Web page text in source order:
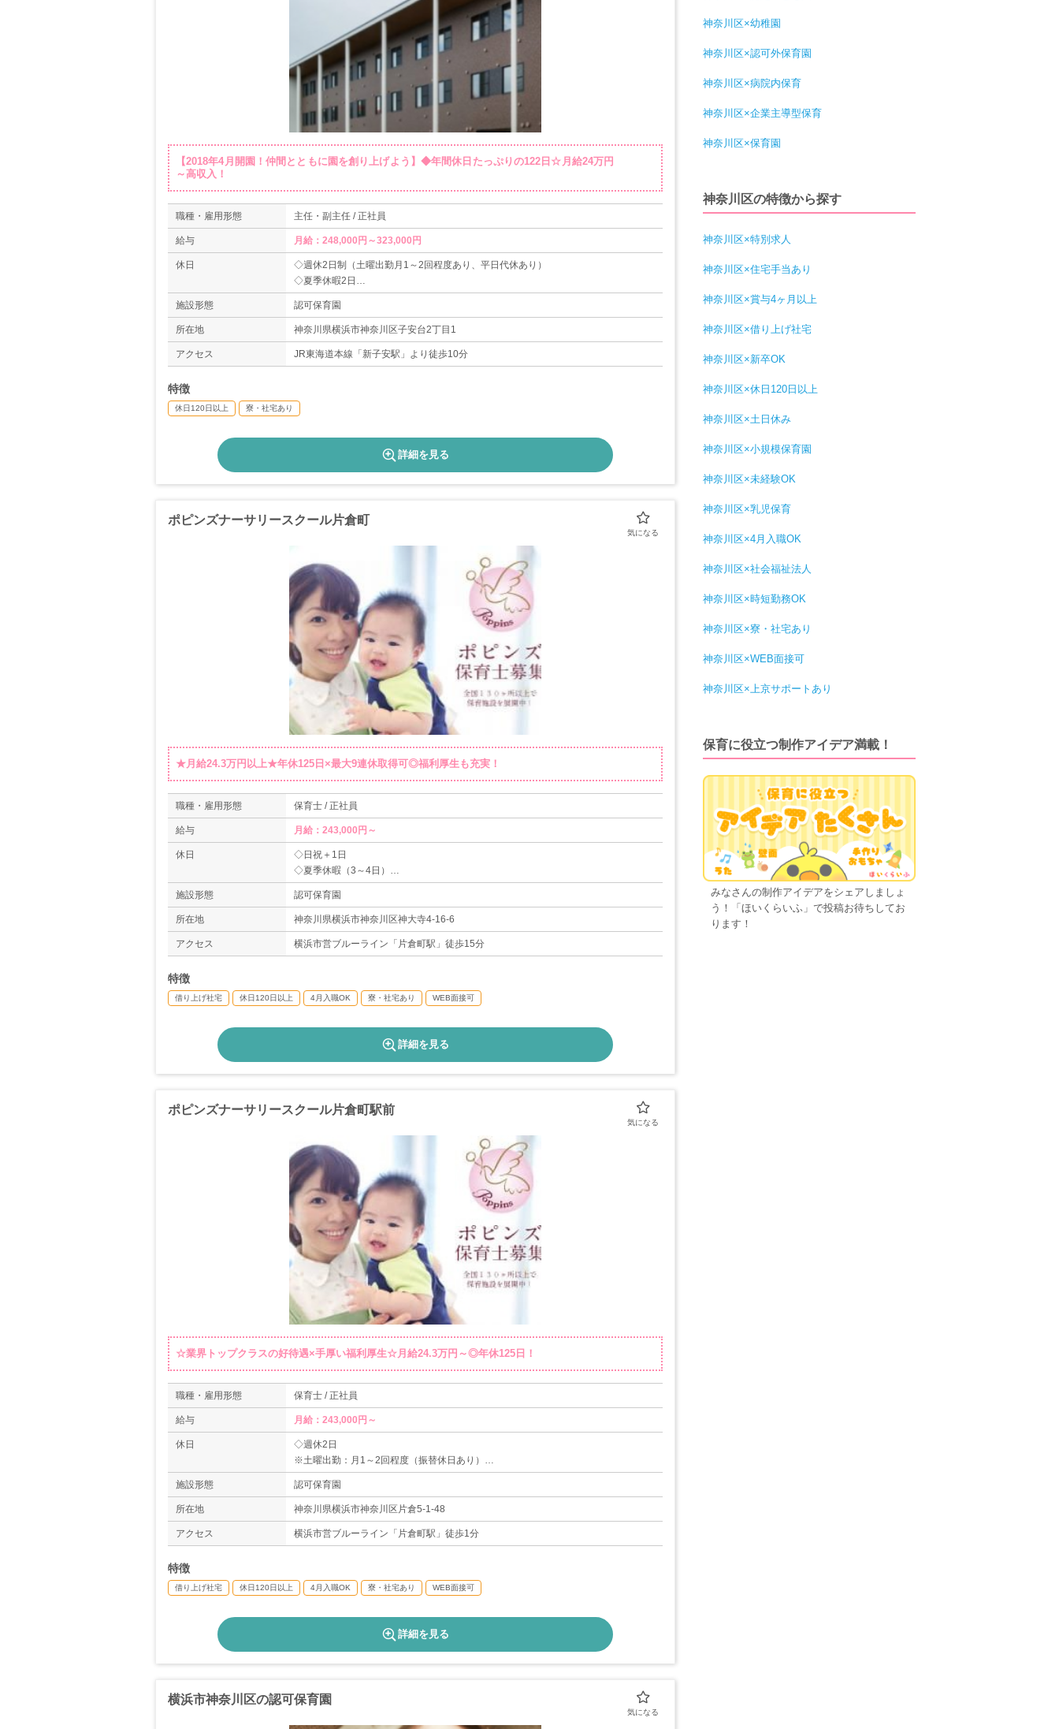
【2018年4月開園！仲間とともに園を創り上げよう】◆年間休日たっぷりの122日☆月給24万円
～高収入！
職種・雇用形態 主任・副主任 / 正社員
給与 月給：248,000円～323,000円
休日
◇週休2日制（土曜出勤月1～2回程度あり、平日代休あり）
◇夏季休暇2日
◇年末年始（12/29-1/3）
◇有給休暇
◇年間休日数122日
施設形態 認可保育園
所在地 神奈川県横浜市神奈川区子安台2丁目1
アクセス JR東海道本線「新子安駅」より徒歩10分
特徴
休日120日以上 寮・社宅あり
詳細を見る
ポピンズナーサリースクール片倉町
★月給24.3万円以上★年休125日×最大9連休取得可◎福利厚生も充実！
職種・雇用形態 保育士 / 正社員
給与 月給：243,000円～
休日
◇日祝＋1日
◇夏季休暇（3～4日）
◇年末年始休暇（6日）
◇有給休暇（初年度10日）
◇慶弔休暇
◇産休、育休（3歳まで時短可能）
◇育児・介護休職制度
施設形態 認可保育園
所在地 神奈川県横浜市神奈川区神大寺4-16-6
アクセス 横浜市営ブルーライン「片倉町駅」徒歩15分
特徴
借り上げ社宅 休日120日以上 4月入職OK 寮・社宅あり WEB面接可
詳細を見る
ポピンズナーサリースクール片倉町駅前
☆業界トップクラスの好待遇×手厚い福利厚生☆月給24.3万円～◎年休125日！
職種・雇用形態 保育士 / 正社員
給与 月給：243,000円～
休日
◇週休2日
※土曜出勤：月1～2回程度（振替休日あり）
◇夏季休暇（3～4日）
◇年末年始休暇（6日）
◇有給休暇
◇慶弔休暇
◇産休・育休制度（取得実績多数あり/3歳まで時短可能）
施設形態 認可保育園
所在地 神奈川県横浜市神奈川区片倉5-1-48
アクセス 横浜市営ブルーライン「片倉町駅」徒歩1分
特徴
借り上げ社宅 休日120日以上 4月入職OK 寮・社宅あり WEB面接可
詳細を見る
横浜市神奈川区の認可保育園
神奈川区×幼稚園
神奈川区×認可外保育園
神奈川区×病院内保育
神奈川区×企業主導型保育
神奈川区×保育園
神奈川区の特徴から探す
神奈川区×特別求人
神奈川区×住宅手当あり
神奈川区×賞与4ヶ月以上
神奈川区×借り上げ社宅
神奈川区×新卒OK
神奈川区×休日120日以上
神奈川区×土日休み
神奈川区×小規模保育園
神奈川区×未経験OK
神奈川区×乳児保育
神奈川区×4月入職OK
神奈川区×社会福祉法人
神奈川区×時短勤務OK
神奈川区×寮・社宅あり
神奈川区×WEB面接可
神奈川区×上京サポートあり
保育に役立つ制作アイデア満載！
みなさんの制作アイデアをシェアしましょ
う！「ほいくらいふ」で投稿お待ちしてお
ります！